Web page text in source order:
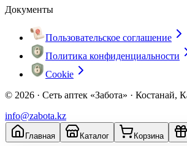
Документы
Пользовательское соглашение
Политика конфиденциальности
Cookie
© 2026 · Сеть аптек «Забота» · Костанай,
info@zabota.kz
Главная Каталог Корзина